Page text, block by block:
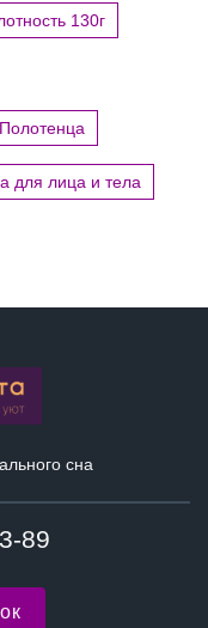
130г
Полотенца
для лица и тела
сна
89